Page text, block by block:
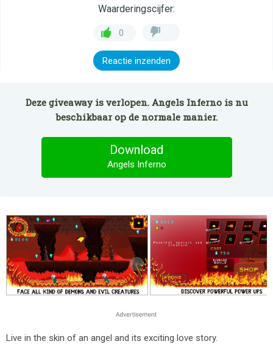
Waarderingscijfer:
0
Reactie inzenden
Deze giveaway is verlopen. Angels Inferno is nu
beschikbaar op de normale manier.
Download
Angels Inferno
Live in the skin of an angel and its exciting love story.